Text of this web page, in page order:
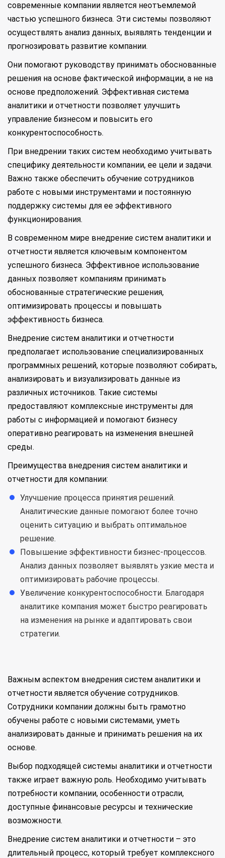
современные компании является неотъемлемой
частью успешного бизнеса. Эти системы позволяют
осуществлять анализ данных, выявлять тенденции и
прогнозировать развитие компании.
Они помогают руководству принимать обоснованные
решения на основе фактической информации, а не на
основе предположений. Эффективная система
аналитики и отчетности позволяет улучшить
управление бизнесом и повысить его
конкурентоспособность.
При внедрении таких систем необходимо учитывать
специфику деятельности компании, ее цели и задачи.
Важно также обеспечить обучение сотрудников
работе с новыми инструментами и постоянную
поддержку системы для ее эффективного
функционирования.
В современном мире внедрение систем аналитики и
отчетности является ключевым компонентом
успешного бизнеса. Эффективное использование
данных позволяет компаниям принимать
обоснованные стратегические решения,
оптимизировать процессы и повышать
эффективность бизнеса.
Внедрение систем аналитики и отчетности
предполагает использование специализированных
программных решений, которые позволяют собирать,
анализировать и визуализировать данные из
различных источников. Такие системы
предоставляют комплексные инструменты для
работы с информацией и помогают бизнесу
оперативно реагировать на изменения внешней
среды.
Преимущества внедрения систем аналитики и
отчетности для компании:
Улучшение процесса принятия решений.
Аналитические данные помогают более точно
оценить ситуацию и выбрать оптимальное
решение.
Повышение эффективности бизнес-процессов.
Анализ данных позволяет выявлять узкие места и
оптимизировать рабочие процессы.
Увеличение конкурентоспособности. Благодаря
аналитике компания может быстро реагировать
на изменения на рынке и адаптировать свои
стратегии.
Важным аспектом внедрения систем аналитики и
отчетности является обучение сотрудников.
Сотрудники компании должны быть грамотно
обучены работе с новыми системами, уметь
анализировать данные и принимать решения на их
основе.
Выбор подходящей системы аналитики и отчетности
также играет важную роль. Необходимо учитывать
потребности компании, особенности отрасли,
доступные финансовые ресурсы и технические
возможности.
Внедрение систем аналитики и отчетности – это
длительный процесс, который требует комплексного